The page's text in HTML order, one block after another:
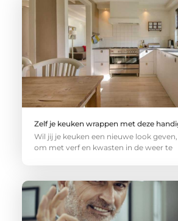
Zelf je keuken wrappen met deze
Wil jij je keuken een nieuwe look
om met verf en kwasten in de weer te